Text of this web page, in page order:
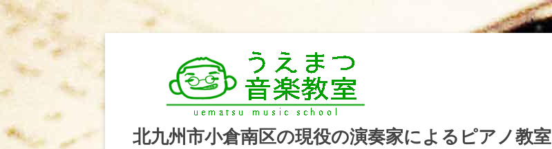
北九州市小倉南区の現役の演奏家によるピアノ教室